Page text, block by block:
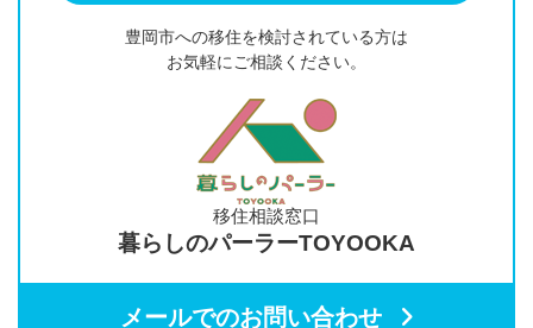
豊岡市への移住を検討されている方は
お気軽にご相談ください。
移住相談窓口
暮らしのパーラーTOYOOKA
メールでのお問い合わせ